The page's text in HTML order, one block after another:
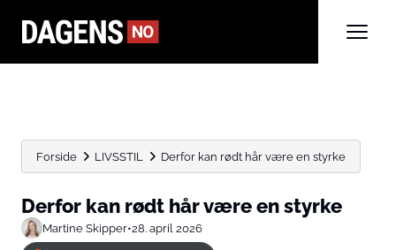
Forside LIVSSTIL Derfor kan rødt hår være en styrke
Derfor kan rødt hår være en styrke
Martine Skipper•28. april 2026